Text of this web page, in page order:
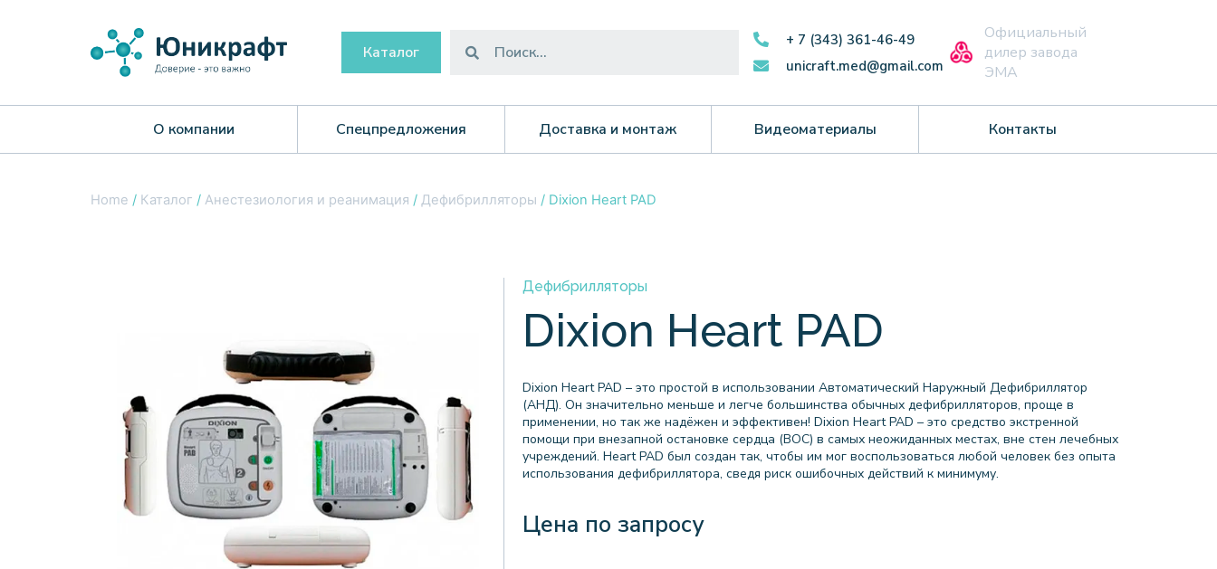
Каталог
+ 7 (343) 361-46-49
unicraft.med@gmail.com
Официальный
дилер завода
ЭМА
О компании Спецпредложения Доставка и монтаж Видеоматериалы Контакты
Home / Каталог / Анестезиология и реанимация / Дефибрилляторы / Dixion Heart PAD
Дефибрилляторы
Dixion Heart PAD
Dixion Heart PAD – это простой в использовании Автоматический Наружный Дефибриллятор
(АНД). Он значительно меньше и легче большинства обычных дефибрилляторов, проще в
применении, но так же надёжен и эффективен! Dixion Heart PAD – это средство экстренной
помощи при внезапной остановке сердца (ВОС) в самых неожиданных местах, вне стен лечебных
учреждений. Heart PAD был создан так, чтобы им мог воспользоваться любой человек без опыта
использования дефибриллятора, сведя риск ошибочных действий к минимуму.
Цена по запросу